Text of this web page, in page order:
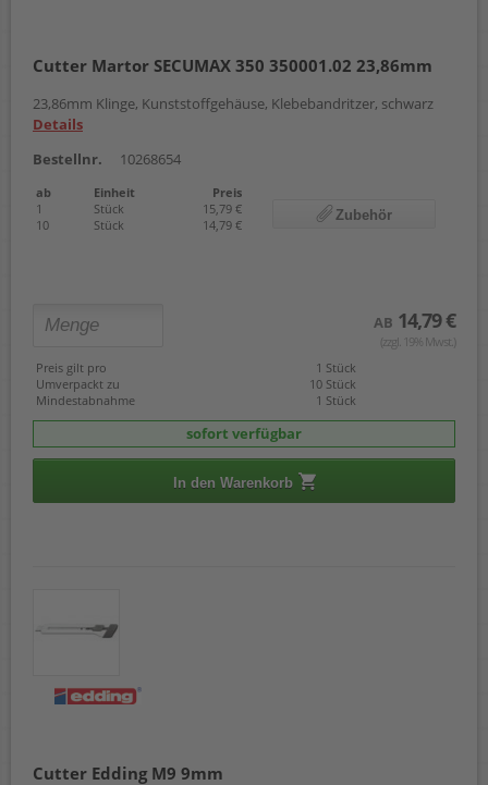
Cutter Martor SECUMAX 350 350001.02 23,86mm
23,86mm Klinge, Kunststoffgehäuse, Klebebandritzer, schwarz
Details
Bestellnr.
10268654
ab Einheit
Preis
1
Stück
15,79 €
10
Stück 14,79 €
Zubehör
AB 14,79 €
(zzgl. 19% Mwst.)
Preis gilt pro
1 Stück
Umverpackt zu
10 Stück
Mindestabnahme
1 Stück
sofort verfügbar
In den Warenkorb
Cutter Edding M9 9mm